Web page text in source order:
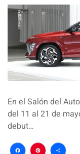
En el Salón del
del 11 al 21 de
debut…